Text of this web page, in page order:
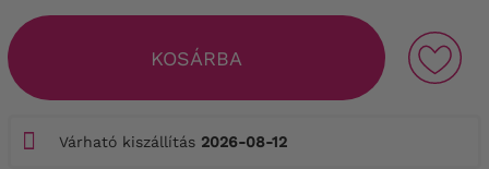
KOSÁRBA
Várható kiszállítás 2026-08-12